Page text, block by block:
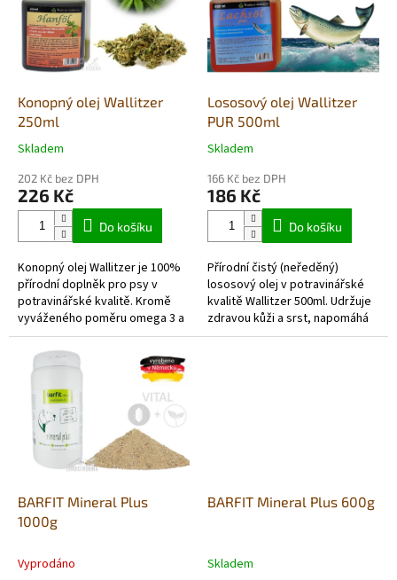
Konopný olej Wallitzer
250ml
Průměrné
produktu
je
hvězdiček.
Skladem
202 Kč bez DPH
226 Kč
Do košíku
Konopný olej Wallitzer je 100%
přírodní doplněk pro psy v
potravinářské kvalitě. Kromě
vyváženého poměru omega 3 a
omega 6 mastných kyselin pro
zdravou strukturu kůže a srsti...
Lososový olej Wallitzer
PUR 500ml
Průměrné
produktu
je
hvězdiček.
Skladem
166 Kč bez DPH
186 Kč
Do košíku
Přírodní čistý (neředěný)
lososový olej v potravinářské
kvalitě Wallitzer 500ml. Udržuje
zdravou kůži a srst, napomáhá
stavbě kostí a správného
BARFIT Mineral Plus
1000g
Vyprodáno
BARFIT Mineral Plus 600g
Skladem